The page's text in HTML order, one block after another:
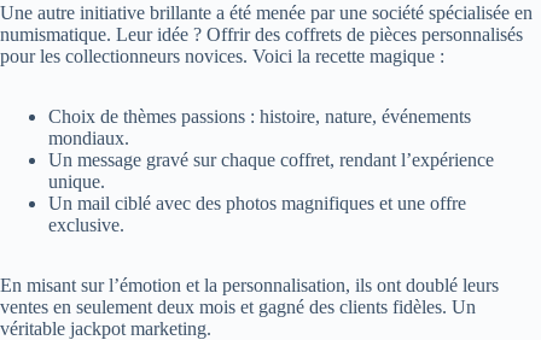
Une autre initiative brillante a été menée par une société spécialisée en
numismatique. Leur idée ? Offrir des coffrets de pièces personnalisés
pour les collectionneurs novices. Voici la recette magique :
Choix de thèmes passions : histoire, nature, événements
mondiaux.
Un message gravé sur chaque coffret, rendant l’expérience
unique.
Un mail ciblé avec des photos magnifiques et une offre
exclusive.
En misant sur l’émotion et la personnalisation, ils ont doublé leurs
ventes en seulement deux mois et gagné des clients fidèles. Un
véritable jackpot marketing.